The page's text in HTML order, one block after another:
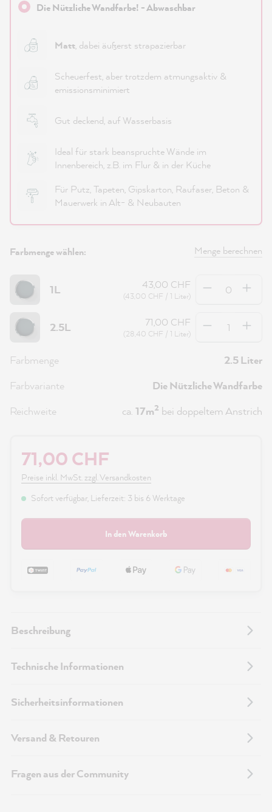
Die Nützliche Wandfarbe! - Abwaschbar
Matt, dabei äußerst strapazierbar
Scheuerfest, aber trotzdem atmungsaktiv &
emissionsminimiert
Gut deckend, auf Wasserbasis
Ideal für stark beanspruchte Wände im
Innenbereich, z.B. im Flur & in der Küche
Für Putz, Tapeten, Gipskarton, Raufaser, Beton &
Mauerwerk in Alt- & Neubauten
Farbmenge wählen: Menge berechnen
1L 43,00 CHF
(43,00 CHF / 1 Liter)
2.5L 71,00 CHF
(28,40 CHF / 1 Liter)
Farbmenge
2.5 Liter
Farbvariante
Die Nützliche Wandfarbe
Reichweite
ca. 17m2 bei doppeltem Anstrich
71,00 CHF
Preise inkl. MwSt. zzgl. Versandkosten
Sofort verfügbar, Lieferzeit: 3 bis 6 Werktage
In den Warenkorb
Beschreibung
Technische Informationen
Sicherheitsinformationen
Versand & Retouren
Fragen aus der Community